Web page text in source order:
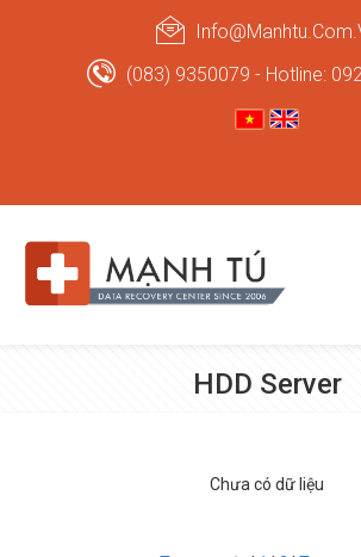
(083) 9350079 - Hotline:
HDD Server
Chưa có dữ liệu